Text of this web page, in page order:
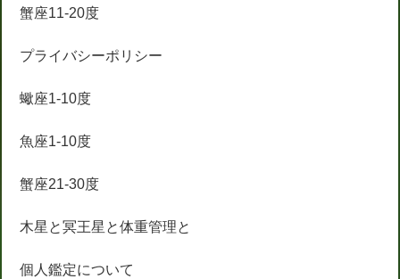
蟹座11-20度
プライバシーポリシー
蠍座1-10度
魚座1-10度
蟹座21-30度
木星と冥王星と体重管理と
個人鑑定について